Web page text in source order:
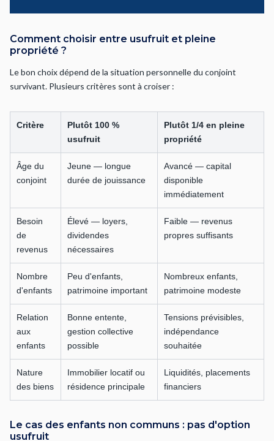
Comment choisir entre usufruit et pleine
propriété ?
Le bon choix dépend de la situation personnelle du conjoint
survivant. Plusieurs critères sont à croiser :
Critère
Plutôt 100 %
usufruit
Plutôt 1/4 en pleine
propriété
Âge du
conjoint
Jeune — longue
durée de jouissance
Avancé — capital
disponible
immédiatement
Besoin
de
revenus
Élevé — loyers,
dividendes
nécessaires
Faible — revenus
propres suffisants
Nombre
d'enfants
Peu d'enfants,
patrimoine important
Nombreux enfants,
patrimoine modeste
Relation
aux
enfants
Bonne entente,
gestion collective
possible
Tensions prévisibles,
indépendance
souhaitée
Nature
des biens
Immobilier locatif ou
résidence principale
Liquidités, placements
financiers
Le cas des enfants non communs : pas d'option
usufruit